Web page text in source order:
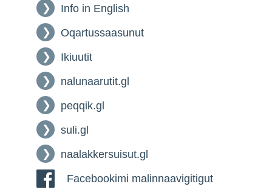
Info in English
Oqartussaasunut
Ikiuutit
nalunaarutit.gl
peqqik.gl
suli.gl
naalakkersuisut.gl
Facebookimi malinnaavigitigut